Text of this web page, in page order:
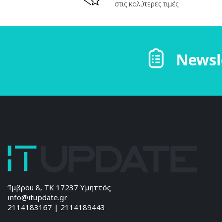
στις καλύτερες τιμές
Ίμβρου 8, ΤΚ 17237 Υμηττός
info@itupdate.gr
2114183167 | 2114189443